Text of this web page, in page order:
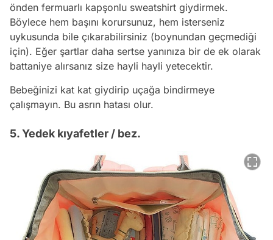
önden fermuarlı kapşonlu sweatshirt giydirmek.
Böylece hem başını korursunuz, hem isterseniz
uykusunda bile çıkarabilirsiniz (boynundan geçmediği
için). Eğer şartlar daha sertse yanınıza bir de ek olarak
battaniye alırsanız size hayli hayli yetecektir.
Bebeğinizi kat kat giydirip uçağa bindirmeye
çalışmayın. Bu asrın hatası olur.
5. Yedek kıyafetler / bez.